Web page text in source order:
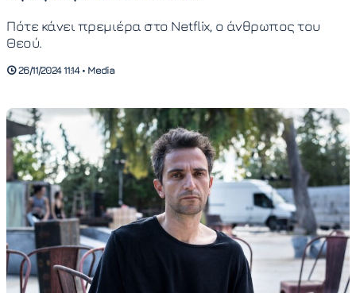
Πότε κάνει πρεμιέρα στο Netflix, ο άνθρωπος του
Θεού.
26/11/2024 11:14 • Media